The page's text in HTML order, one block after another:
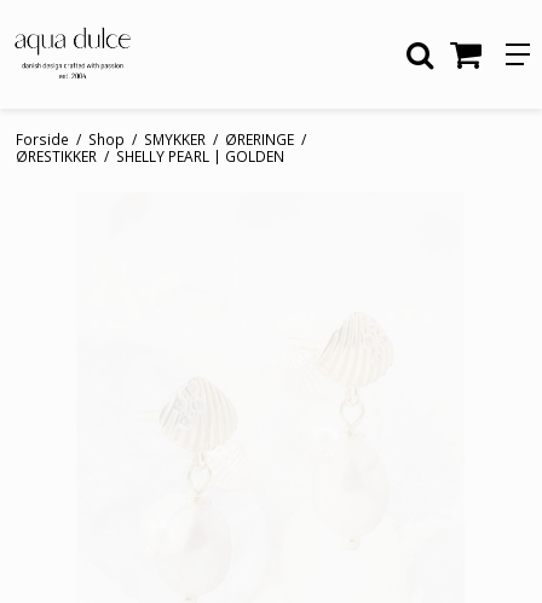
Forside / Shop / SMYKKER / ØRERINGE /
ØRESTIKKER / SHELLY PEARL | GOLDEN